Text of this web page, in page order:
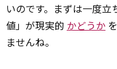
いのです。まずは一度
値」が現実的 かどうか
ませんね。